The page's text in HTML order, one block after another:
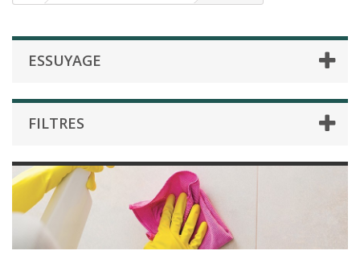
ESSUYAGE
FILTRES